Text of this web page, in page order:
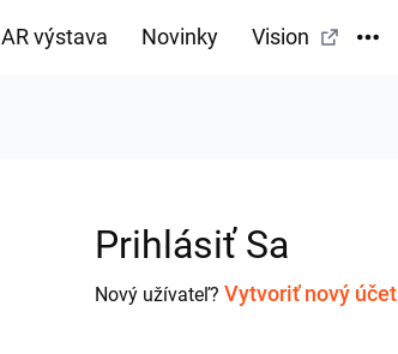
AR výstava Novinky Vision
Prihlásiť Sa
Nový užívateľ? Vytvoriť nový účet